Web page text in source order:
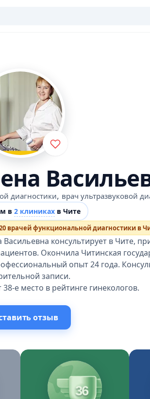
диагностики, врач ультразвуковой
в 2 клиниках в Чите
врачей функциональной диагностики в
консультирует в Чите,
Окончила Читинская
опыт 24 года.
записи.
е место в рейтинге гинекологов.
отзыв
36